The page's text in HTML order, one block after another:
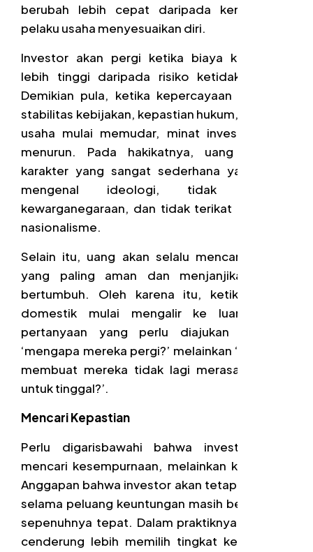
berubah lebih cepat daripada kemampuan
pelaku usaha menyesuaikan diri.
Investor akan pergi ketika biaya kepatuhan
lebih tinggi daripada risiko ketidakpatuhan.
Demikian pula, ketika kepercayaan terhadap
stabilitas kebijakan, kepastian hukum, dan iklim
usaha mulai memudar, minat investasi akan
menurun. Pada hakikatnya, uang memiliki
karakter yang sangat sederhana yaitu tidak
mengenal ideologi, tidak memiliki
kewarganegaraan, dan tidak terikat oleh rasa
nasionalisme.
Selain itu, uang akan selalu mencari tempat
yang paling aman dan menjanjikan untuk
bertumbuh. Oleh karena itu, ketika modal
domestik mulai mengalir ke luar negeri,
pertanyaan yang perlu diajukan bukanlah
‘mengapa mereka pergi?’ melainkan ‘apa yang
membuat mereka tidak lagi merasa nyaman
untuk tinggal?’.
Mencari Kepastian
Perlu digarisbawahi bahwa investor tidak
mencari kesempurnaan, melainkan kepastian.
Anggapan bahwa investor akan tetap bertahan
selama peluang keuntungan masih besar tidak
sepenuhnya tepat. Dalam praktiknya, investor
cenderung lebih memilih tingkat keuntungan